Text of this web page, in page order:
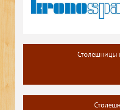
Столешницы